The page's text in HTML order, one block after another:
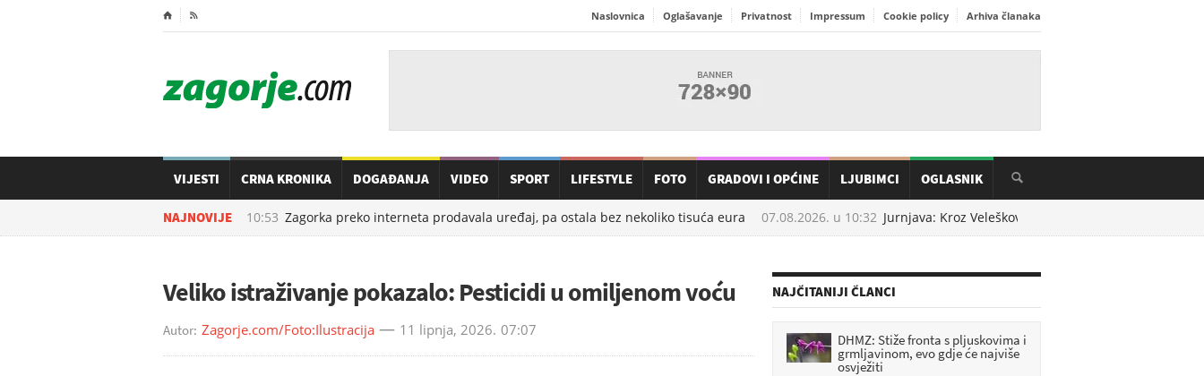
⌂  Naslovnica Oglašavanje Privatnost Impressum Cookie policy Arhiva članaka
VIJESTI CRNA KRONIKA DOGAĐANJA VIDEO SPORT LIFESTYLE FOTO GRADOVI I OPĆINE LJUBIMCI OGLASNIK
NAJNOVIJE
07.08.2026. u10:53 Zagorka preko interneta prodavala uređaj, pa ostala bez nekoliko tisuća eura 07.08.2026. u 10:32 Jurnjava: Kroz Veleškovec 117 km/h, a kroz Dubrovčan
Veliko istraživanje pokazalo: Pesticidi u omiljenom voću
Autor: Zagorje.com/Foto:Ilustracija 11 lipnja, 2026. 07:07
NAJČITANIJI ČLANCI
DHMZ: Stiže fronta s pljuskovima i
grmljavinom, evo gdje će najviše
osvježiti